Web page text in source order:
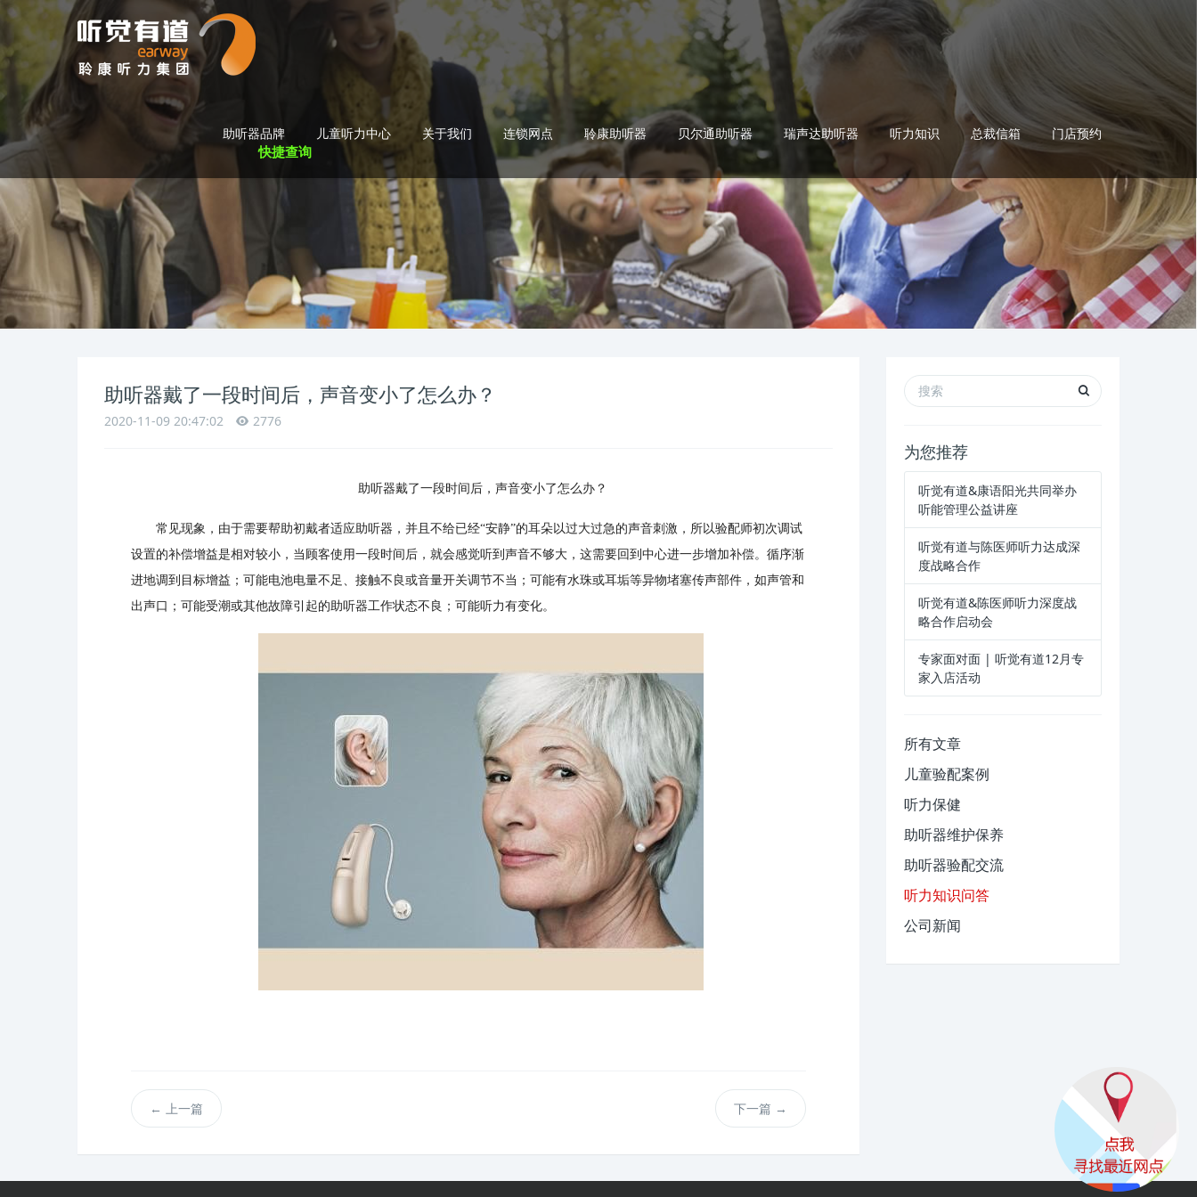
快捷查询
助听器品牌 儿童听力中心 关于我们 连锁网点 聆康助听器 贝尔通助听器 瑞声达助听器 听力知识 总裁信箱 门店预约
助听器戴了一段时间后，声音变小了怎么办？
2020-11-09 20:47:02 2776
助听器戴了一段时间后，声音变小了怎么办？
常见现象，由于需要帮助初戴者适应助听器，并且不给已经“安静”的耳朵以过大过急的声音刺激，所以验配师初次调试
设置的补偿增益是相对较小，当顾客使用一段时间后，就会感觉听到声音不够大，这需要回到中心进一步增加补偿。循序渐
进地调到目标增益；可能电池电量不足、接触不良或音量开关调节不当；可能有水珠或耳垢等异物堵塞传声部件，如声管和
出声口；可能受潮或其他故障引起的助听器工作状态不良；可能听力有变化。
← 上一篇 下一篇 →
为您推荐
听觉有道&康语阳光共同举办
听能管理公益讲座
听觉有道与陈医师听力达成深
度战略合作
听觉有道&陈医师听力深度战
略合作启动会
专家面对面 | 听觉有道12月专
家入店活动
所有文章
儿童验配案例
听力保健
助听器维护保养
助听器验配交流
听力知识问答
公司新闻